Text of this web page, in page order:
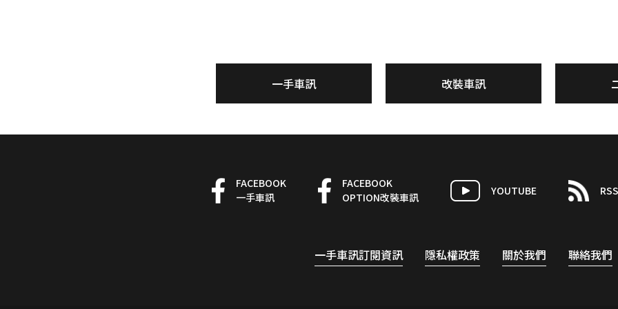
一手車訊 改裝車訊
FACEBOOK
一手車訊
FACEBOOK
OPTION改裝車訊
YOUTUBE RSS
一手車訊訂閱資訊 隱私權政策 關於我們 聯絡我們